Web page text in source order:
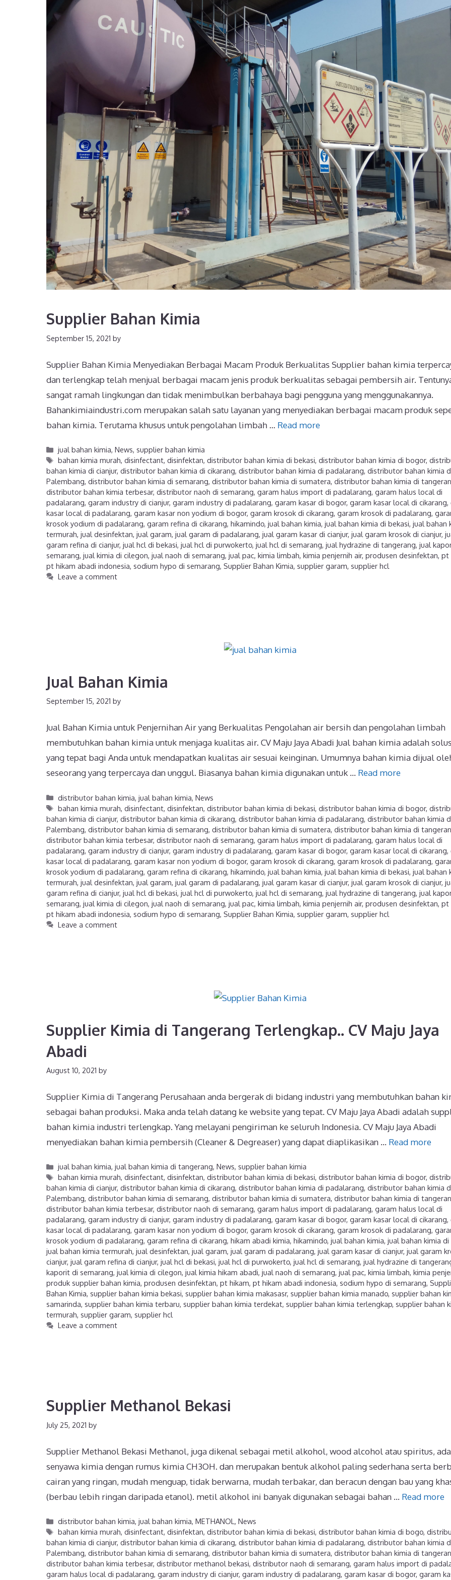
Supplier Bahan Kimia
September 15, 2021 by
Supplier Bahan Kimia Menyediakan Berbagai Macam Produk Berkualitas Supplier bahan kimia
dan terlengkap telah menjual berbagai macam jenis produk berkualitas sebagai pembersih air.
sangat ramah lingkungan dan tidak menimbulkan berbahaya bagi pengguna yang menggunakannya.
Bahankimiaindustri.com merupakan salah satu layanan yang menyediakan berbagai macam produk
bahan kimia. Terutama khusus untuk pengolahan limbah … Read more
jual bahan kimia,News,supplier bahan kimia
bahan kimia murah,disinfectant,disinfektan,distributor bahan kimia di bekasi,distributor bahan kimia di bogor,
bahan kimia di cianjur, distributor bahan kimia di cikarang, distributor bahan kimia di padalarang, distributor bahan kimia
Palembang, distributor bahan kimia di semarang, distributor bahan kimia di sumatera, distributor bahan kimia di
distributor bahan kimia terbesar, distributor naoh di semarang, garam halus import di padalarang, garam halus local di
padalarang, garam industry di cianjur, garam industry di padalarang, garam kasar di bogor, garam kasar local di cikarang,
kasar local di padalarang, garam kasar non yodium di bogor, garam krosok di cikarang, garam krosok di padalarang,
krosok yodium di padalarang, garam refina di cikarang, hikamindo, jual bahan kimia, jual bahan kimia di bekasi, jual bahan
termurah, jual desinfektan, jual garam, jual garam di padalarang, jual garam kasar di cianjur, jual garam krosok di cianjur,
garam refina di cianjur, jual hcl di bekasi, jual hcl di purwokerto, jual hcl di semarang, jual hydrazine di tangerang, jual
semarang, jual kimia di cilegon, jual naoh di semarang, jual pac, kimia limbah, kimia penjernih air, produsen desinfektan, pt
pt hikam abadi indonesia, sodium hypo di semarang, Supplier Bahan Kimia, supplier garam, supplier hcl
Leave a comment
Jual Bahan Kimia
September 15, 2021 by
Jual Bahan Kimia untuk Penjernihan Air yang Berkualitas Pengolahan air bersih dan pengolahan limbah
membutuhkan bahan kimia untuk menjaga kualitas air. CV Maju Jaya Abadi Jual bahan kimia adalah
yang tepat bagi Anda untuk mendapatkan kualitas air sesuai keinginan. Umumnya bahan kimia dijual
seseorang yang terpercaya dan unggul. Biasanya bahan kimia digunakan untuk … Read more
distributor bahan kimia ,jual bahan kimia ,News
bahan kimia murah ,disinfectant ,disinfektan ,distributor bahan kimia di bekasi ,distributor bahan kimia di bogor,
bahan kimia di cianjur, distributor bahan kimia di cikarang distributor bahan kimia di padalarang distributor bahan kimia
Palembang distributor bahan kimia di semarang distributor bahan kimia di sumatera distributor bahan kimia di
distributor bahan kimia terbesar, distributor naoh di semarang garam halus import di padalarang garam halus local di
padalarang garam industry di cianjur, garam industry di padalarang garam kasar di bogor, garam kasar local di cikarang
kasar local di padalarang garam kasar non yodium di bogor, garam krosok di cikarang garam krosok di padalarang
krosok yodium di padalarang garam refina di cikarang hikamindo jual bahan kimia jual bahan kimia di bekasi jual bahan
termurah jual desinfektan jual garam jual garam di padalarang jual garam kasar di cianjur, jual garam krosok di cianjur,
garam refina di cianjur, jual hcl di bekasi jual hcl di purwokerto jual hcl di semarang jual hydrazine di tangerang jual
semarang jual kimia di cilegon jual naoh di semarang jual pac kimia limbah kimia penjernih air, produsen desinfektan pt
pt hikam abadi indonesia sodium hypo di semarang Supplier Bahan Kimia supplier garam supplier hcl
Leave a comment
Supplier Kimia di Tangerang Terlengkap.. CV Maju Jaya
Abadi
August 10, 2021 by
Supplier Kimia di Tangerang Perusahaan anda bergerak di bidang industri yang membutuhkan bahan
sebagai bahan produksi. Maka anda telah datang ke website yang tepat. CV Maju Jaya Abadi adalah
bahan kimia industri terlengkap. Yang melayani pengiriman ke seluruh Indonesia. CV Maju Jaya Abadi
menyediakan bahan kimia pembersih (Cleaner & Degreaser) yang dapat diaplikasikan … Read more
jual bahan kimia,jual bahan kimia di tangerang,News,supplier bahan kimia
bahan kimia murah,disinfectant,disinfektan,distributor bahan kimia di bekasi,distributor bahan kimia di bogor,
bahan kimia di cianjur, distributor bahan kimia di cikarang, distributor bahan kimia di padalarang, distributor bahan kimia
Palembang, distributor bahan kimia di semarang, distributor bahan kimia di sumatera, distributor bahan kimia di
distributor bahan kimia terbesar, distributor naoh di semarang, garam halus import di padalarang, garam halus local di
padalarang, garam industry di cianjur, garam industry di padalarang, garam kasar di bogor, garam kasar local di cikarang,
kasar local di padalarang, garam kasar non yodium di bogor, garam krosok di cikarang, garam krosok di padalarang,
krosok yodium di padalarang, garam refina di cikarang, hikam abadi kimia, hikamindo, jual bahan kimia, jual bahan kimia di
jual bahan kimia termurah, jual desinfektan, jual garam, jual garam di padalarang, jual garam kasar di cianjur, jual garam
cianjur, jual garam refina di cianjur, jual hcl di bekasi, jual hcl di purwokerto, jual hcl di semarang, jual hydrazine di
kaporit di semarang, jual kimia di cilegon, jual kimia hikam abadi, jual naoh di semarang, jual pac, kimia limbah, kimia
produk supplier bahan kimia, produsen desinfektan, pt hikam, pt hikam abadi indonesia, sodium hypo di semarang,
Bahan Kimia, supplier bahan kimia bekasi, supplier bahan kimia makasasr, supplier bahan kimia manado, supplier bahan
samarinda, supplier bahan kimia terbaru, supplier bahan kimia terdekat, supplier bahan kimia terlengkap, supplier bahan
termurah, supplier garam, supplier hcl
Leave a comment
Supplier Methanol Bekasi
July 25, 2021 by
Supplier Methanol Bekasi Methanol, juga dikenal sebagai metil alkohol, wood alcohol atau spiritus,
senyawa kimia dengan rumus kimia CH3OH. dan merupakan bentuk alkohol paling sederhana serta
cairan yang ringan, mudah menguap, tidak berwarna, mudah terbakar, dan beracun dengan bau yang
(berbau lebih ringan daripada etanol). metil alkohol ini banyak digunakan sebagai bahan … Read more
distributor bahan kimia,jual bahan kimia,METHANOL,News
bahan kimia murah,disinfectant,disinfektan,distributor bahan kimia di bekasi,distributor bahan kimia di bogo,
bahan kimia di cianjur, distributor bahan kimia di cikarang, distributor bahan kimia di padalarang, distributor bahan kimia
Palembang, distributor bahan kimia di semarang, distributor bahan kimia di sumatera, distributor bahan kimia di
distributor bahan kimia terbesar, distributor methanol bekasi, distributor naoh di semarang, garam halus import di
garam halus local di padalarang, garam industry di cianjur, garam industry di padalarang, garam kasar di bogor, garam